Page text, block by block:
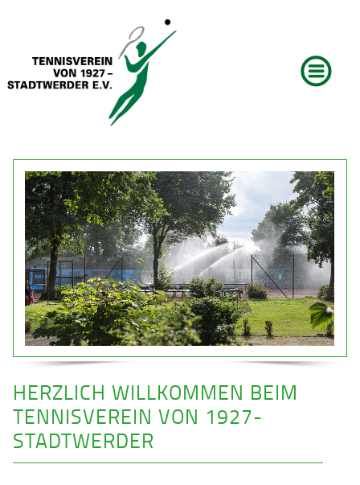
HERZLICH WILLKOMMEN BEIM
TENNISVEREIN VON 1927-
STADTWERDER